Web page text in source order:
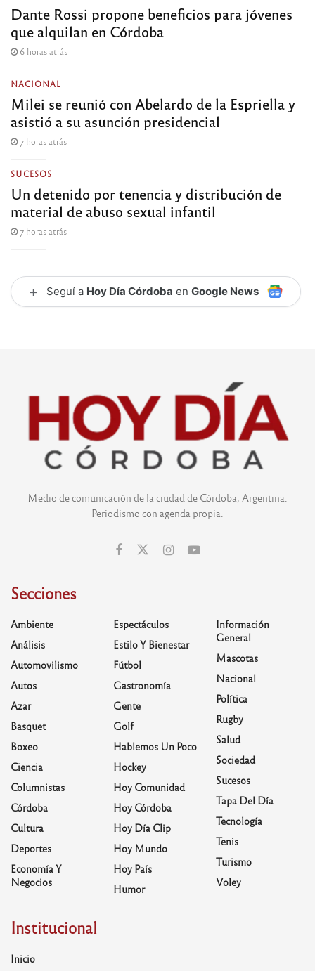
Dante Rossi propone beneficios para jóvenes
que alquilan en Córdoba
6 horas atrás
NACIONAL
Milei se reunió con Abelardo de la Espriella y
asistió a su asunción presidencial
7 horas atrás
SUCESOS
Un detenido por tenencia y distribución de
material de abuso sexual infantil
7 horas atrás
+ Seguí a Hoy Día Córdoba en Google News
Medio de comunicación de la ciudad de Córdoba, Argentina.
Periodismo con agenda propia.
Secciones
Ambiente
Análisis
Automovilismo
Autos
Azar
Basquet
Boxeo
Ciencia
Columnistas
Córdoba
Cultura
Deportes
Economía Y
Negocios
Espectáculos
Estilo Y Bienestar
Fútbol
Gastronomía
Gente
Golf
Hablemos Un Poco
Hockey
Hoy Comunidad
Hoy Córdoba
Hoy Día Clip
Hoy Mundo
Hoy País
Humor
Información
General
Mascotas
Nacional
Política
Rugby
Salud
Sociedad
Sucesos
Tapa Del Día
Tecnología
Tenis
Turismo
Voley
Institucional
Inicio